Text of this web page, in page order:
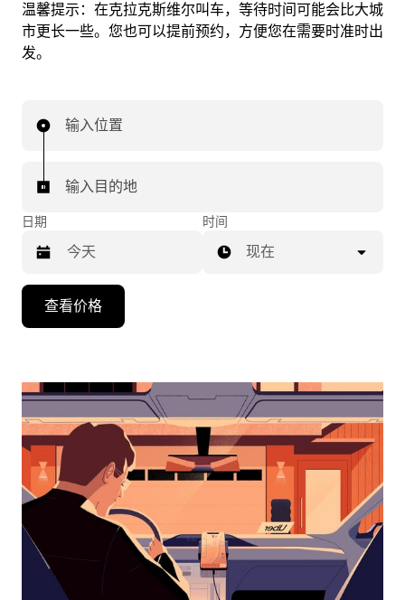
温馨提示： 在克拉克斯维尔叫车，等待时间可能会比大城
市更长一些。您也可以提前预约，方便您在需要时准时出
发。
输入位置
输入目的地
日期
向
头
浏
日
并
时间
现在
查看价格